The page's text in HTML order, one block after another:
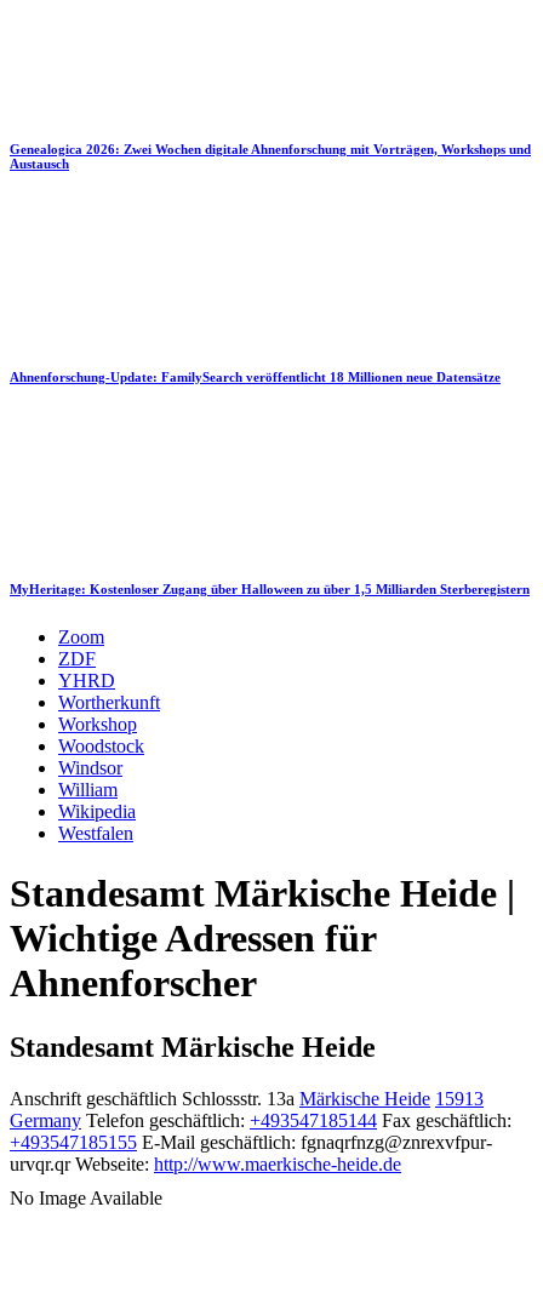
Genealogica 2026: Zwei Wochen digitale Ahnenforschung mit Vorträgen, Workshops und
Austausch
Ahnenforschung-Update: FamilySearch veröffentlicht 18 Millionen neue Datensätze
MyHeritage: Kostenloser Zugang über Halloween zu über 1,5 Milliarden Sterberegistern
Zoom
ZDF
YHRD
Wortherkunft
Workshop
Woodstock
Windsor
William
Wikipedia
Westfalen
Standesamt Märkische Heide |
Wichtige Adressen für
Ahnenforscher
Standesamt Märkische Heide
Anschrift geschäftlich Schlossstr. 13a Märkische Heide 15913
Germany Telefon geschäftlich: +493547185144 Fax geschäftlich:
+493547185155 E-Mail geschäftlich: fgnaqrfnzg@znrexvfpur-
urvqr.qr Webseite: http://www.maerkische-heide.de
No Image Available